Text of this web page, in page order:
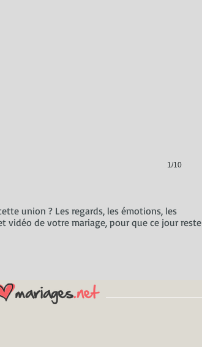
1/10
union ? Les regards, les émotions, les
vidéo de votre mariage, pour que ce jour reste